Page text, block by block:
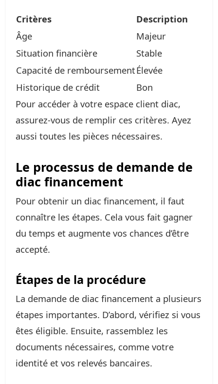
Critères
Description
Âge
Majeur
Situation financière
Stable
Capacité de remboursementÉlevée
Historique de crédit
Bon
Pour accéder à votre espace client diac,
assurez-vous de remplir ces critères. Ayez
aussi toutes les pièces nécessaires.
Le processus de demande de
diac financement
Pour obtenir un diac financement, il faut
connaître les étapes. Cela vous fait gagner
du temps et augmente vos chances d’être
accepté.
Étapes de la procédure
La demande de diac financement a plusieurs
étapes importantes. D’abord, vérifiez si vous
êtes éligible. Ensuite, rassemblez les
documents nécessaires, comme votre
identité et vos relevés bancaires.